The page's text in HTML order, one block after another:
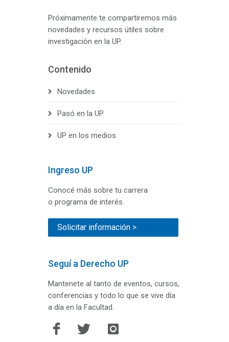
Próximamente te compartiremos más
novedades y recursos útiles sobre
investigación en la UP.
Contenido
Novedades
Pasó en la UP
UP en los medios
Ingreso UP
Conocé más sobre tu carrera
o programa de interés.
Solicitar información >
Seguí a Derecho UP
Mantenete al tanto de eventos, cursos,
conferencias y todo lo que se vive día
a día en la Facultad.